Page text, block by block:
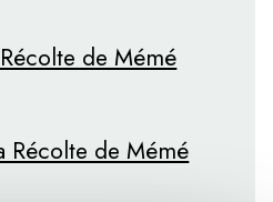
de Mémé
Récolte de Mémé